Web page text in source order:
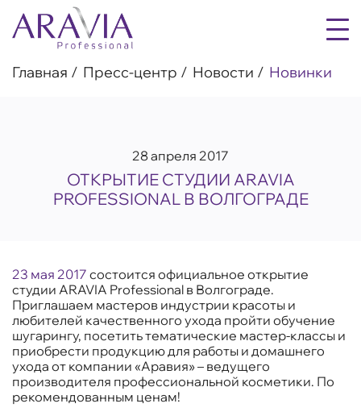
Главная Пресс-центр Новости Новинки
28 апреля 2017
ОТКРЫТИЕ СТУДИИ ARAVIA
PROFESSIONAL В ВОЛГОГРАДЕ
23 мая 2017 состоится официальное открытие
студии ARAVIA Professional в Волгограде.
Приглашаем мастеров индустрии красоты и
любителей качественного ухода пройти обучение
шугарингу, посетить тематические мастер-классы и
приобрести продукцию для работы и домашнего
ухода от компании «Аравия» – ведущего
производителя профессиональной косметики. По
рекомендованным ценам!